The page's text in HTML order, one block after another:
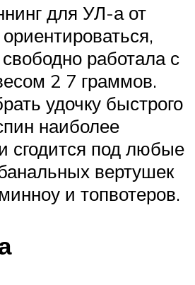
для УЛ-а от
работала с
2 7 граммов.
удочку быстрого
наиболее
сгодится под любые
вертушек
и топвотеров.